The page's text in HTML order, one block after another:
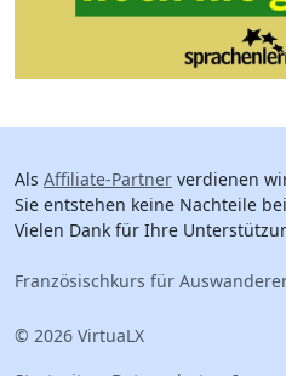
Als Affiliate-Partner verdienen
Sie entstehen keine Nachteile
Vielen Dank für Ihre
Französischkurs für
© 2026 VirtuaLX